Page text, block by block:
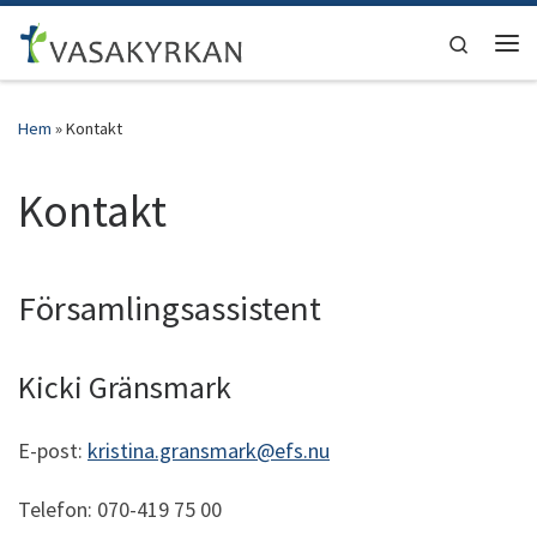
Hoppa till innehåll
Search
Hem »Kontakt
Kontakt
Församlingsassistent
Kicki Gränsmark
E-post: kristina.gransmark@efs.nu
Telefon: 070-419 75 00